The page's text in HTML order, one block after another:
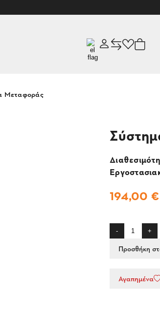
Μεταφοράς
194,00 €
- +
Προσθήκη
Αγαπημένα